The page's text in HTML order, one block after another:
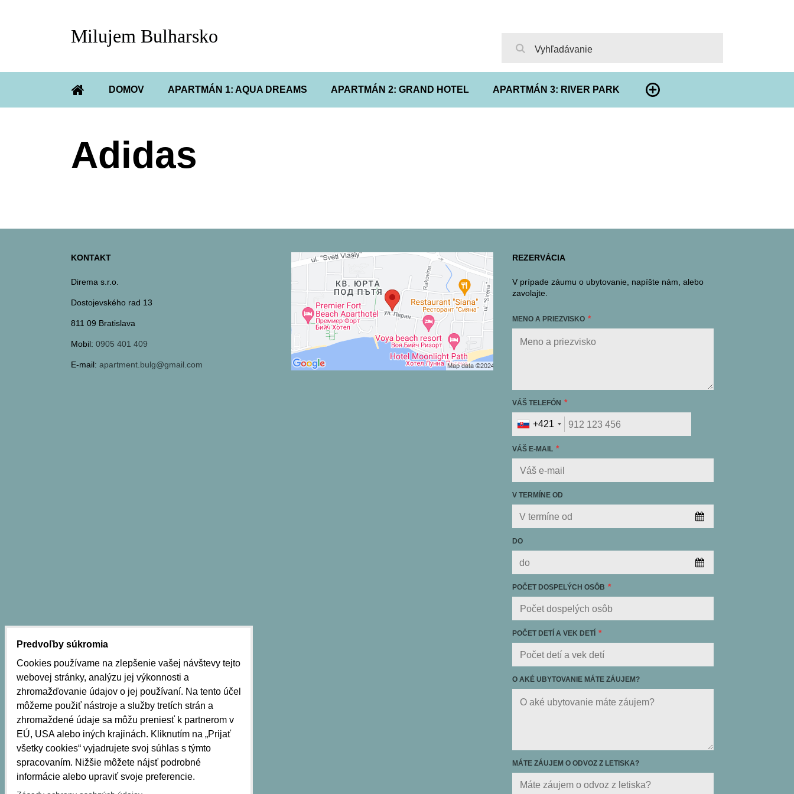
Milujem Bulharsko
ÚVOD
DOMOV APARTMÁN 1: AQUA DREAMS APARTMÁN 2: GRAND HOTEL APARTMÁN 3: RIVER PARK
Adidas
KONTAKT
Direma s.r.o.
Dostojevského rad 13
811 09 Bratislava
Mobil: 0905 401 409
E-mail: apartment.bulg@gmail.com
REZERVÁCIA
V prípade záumu o ubytovanie, napíšte nám, alebo
zavolajte.
MENO A PRIEZVISKO
VÁŠ TELEFÓN
+421
VÁŠ E-MAIL
V TERMÍNE OD
DO
POČET DOSPELÝCH OSÔB
POČET DETÍ A VEK DETÍ
O AKÉ UBYTOVANIE MÁTE ZÁUJEM?
MÁTE ZÁUJEM O ODVOZ Z LETISKA?
Predvoľby súkromia
Cookies používame na zlepšenie vašej návštevy tejto
webovej stránky, analýzu jej výkonnosti a
zhromažďovanie údajov o jej používaní. Na tento účel
môžeme použiť nástroje a služby tretích strán a
zhromaždené údaje sa môžu preniesť k partnerom v
EÚ, USA alebo iných krajinách. Kliknutím na „Prijať
všetky cookies“ vyjadrujete svoj súhlas s týmto
spracovaním. Nižšie môžete nájsť podrobné
informácie alebo upraviť svoje preferencie.